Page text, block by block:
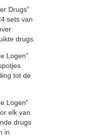
Drugs”
sets van
drugs.
Logen”
tot de
Logen”
elk van
drugs
in